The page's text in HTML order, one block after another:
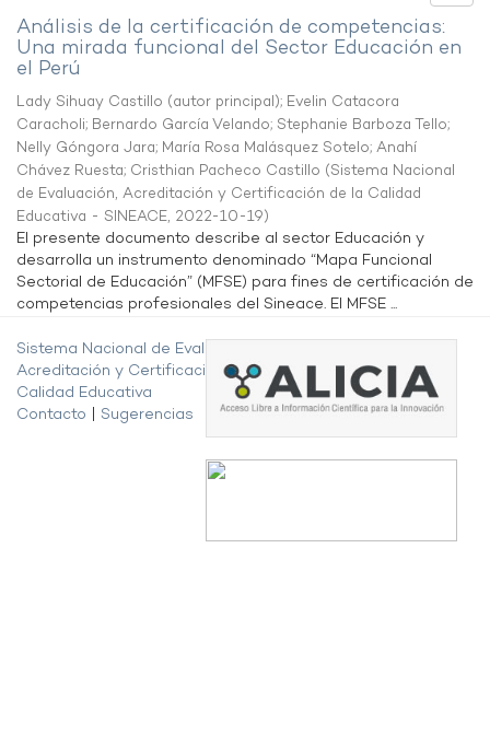
Análisis de la certificación de competencias:
Una mirada funcional del Sector Educación en
el Perú
Lady Sihuay Castillo (autor principal); Evelin Catacora
Caracholi; Bernardo García Velando; Stephanie Barboza Tello;
Nelly Góngora Jara; María Rosa Malásquez Sotelo; Anahí
Chávez Ruesta; Cristhian Pacheco Castillo (Sistema Nacional
de Evaluación, Acreditación y Certificación de la Calidad
Educativa - SINEACE, 2022-10-19)
El presente documento describe al sector Educación y
desarrolla un instrumento denominado “Mapa Funcional
Sectorial de Educación” (MFSE) para fines de certificación de
competencias profesionales del Sineace. El MFSE ...
Sistema Nacional de Evaluación,
Acreditación y Certificación de la
Calidad Educativa
Contacto
Sugerencias